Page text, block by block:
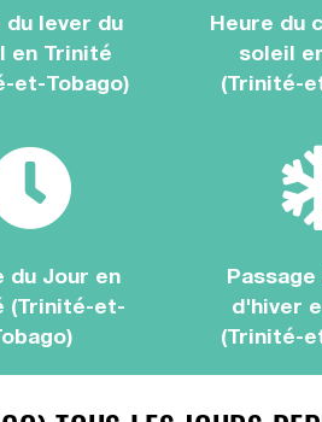
du lever du
en Trinité
et-Tobago)
Heure du
soleil
(Trinité-
du Jour en
(Trinité-et-
d'hiver
(Trinité-